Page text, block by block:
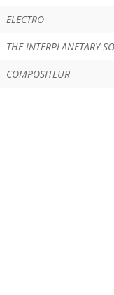
ELECTRO
THE INTERPLANETARY
COMPOSITEUR